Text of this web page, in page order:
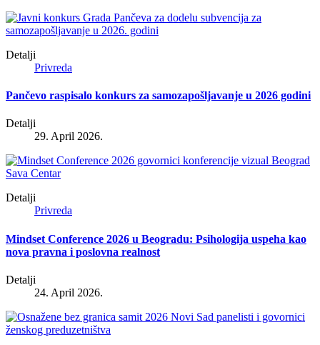
Detalji
Privreda
Pančevo raspisalo konkurs za samozapošljavanje u 2026 godini
Detalji
29. April 2026.
Detalji
Privreda
Mindset Conference 2026 u Beogradu: Psihologija uspeha kao
nova pravna i poslovna realnost
Detalji
24. April 2026.